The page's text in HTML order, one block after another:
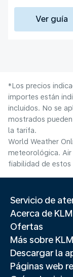
Ver guía
*Los precios
importes están
incluidos. No se
mostrados
la tarifa.
World Weather
meteorológica. Air
fiabilidad de estos
Servicio de
Acerca de KLM
Ofertas
Más sobre KLM
Descargar la
Páginas web